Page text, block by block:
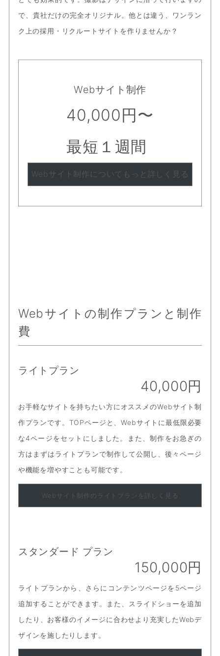
で、貴社だけの完全オリジナル。他とは違う、ワンラン
ク上の採用・リクルートサイトを作りませんか？
Webサイト制作
40,000円〜
最短１週間
Webサイト制作についてもっと詳しく見る
Webサイトの制作プランと制作
費
ライトプラン
40,000円
お手軽なサイトを持ちたい方にオススメのWebサイト制
作プランです。TOPページと、Webサイトに最低限必要
な4ページをセットにしました。また、制作をお急ぎの
方はまずはライトプランで制作して公開し、後々ページ
や機能を増やすことも可能です。
Webサイト制作のライトプランを詳しく見る
スタンダード プラン
150,000円
ライトプランから、さらにコンテンツページを5ページ
追加することができます。また、スライドショーを追加
したり、お客様のイメージに合わせより充実したWebデ
ザインを施したりします。